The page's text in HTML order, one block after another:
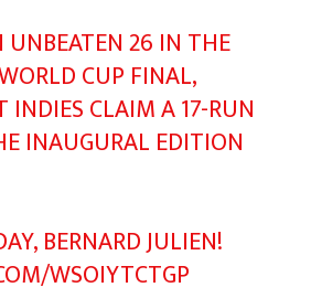
UNBEATEN 26 IN THE
CUP FINAL,
INDIES CLAIM A 17-RUN
INAUGURAL EDITION
BERNARD JULIEN!
WSOIYTCTGP